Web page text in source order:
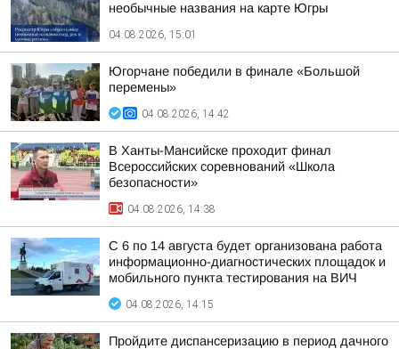
необычные названия на карте Югры
04.08.2026, 15:01
Югорчане победили в финале «Большой
перемены»
04.08.2026, 14:42
В Ханты-Мансийске проходит финал
Всероссийских соревнований «Школа
безопасности»
04.08.2026, 14:38
С 6 по 14 августа будет организована работа
информационно-диагностических площадок и
мобильного пункта тестирования на ВИЧ
04.08.2026, 14:15
Пройдите диспансеризацию в период дачного